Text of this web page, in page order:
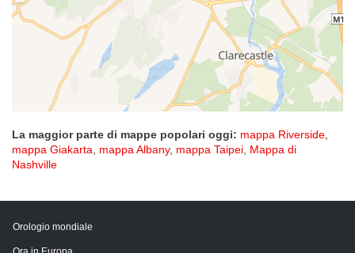
La maggior parte di mappe popolari oggi: mappa Riverside,
mappa Giakarta, mappa Albany, mappa Taipei, Mappa di
Nashville
Orologio mondiale